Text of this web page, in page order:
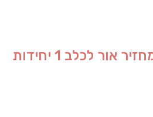
אור לכלב 1 יחידות